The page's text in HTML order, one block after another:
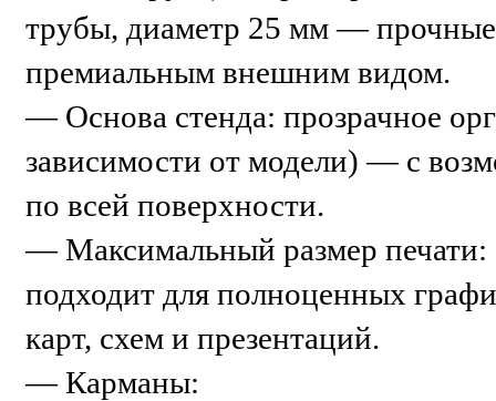
трубы, диаметр 25 мм —
премиальным внешним видом.
— Основа стенда: прозрачное
зависимости от модели) — с
по всей поверхности.
— Максимальный размер
подходит для полноценных
карт, схем и презентаций.
— Карманы: